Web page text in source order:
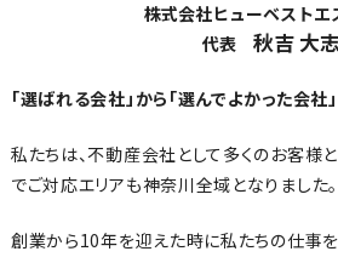
「選ばれる会社」から「選んでよかった会社
私たちは、不動産会社として多くのお客様
でご対応エリアも神奈川全域となりました。
創業から10年を迎えた時に私たちの仕事
株式会社ヒューベストエ
代表 秋吉 大志